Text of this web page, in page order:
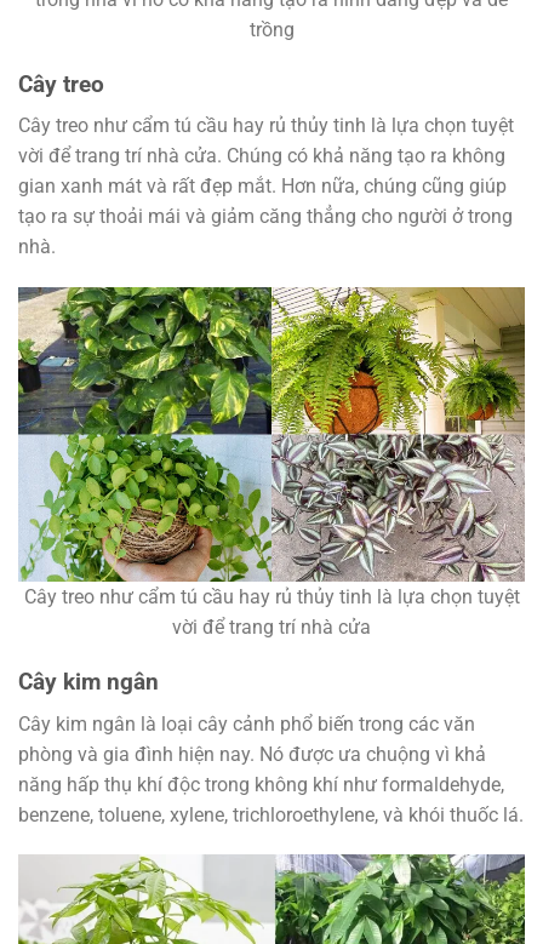
trồng
Cây treo
Cây treo như cẩm tú cầu hay rủ thủy tinh là lựa chọn tuyệt
vời để trang trí nhà cửa. Chúng có khả năng tạo ra không
gian xanh mát và rất đẹp mắt. Hơn nữa, chúng cũng giúp
tạo ra sự thoải mái và giảm căng thẳng cho người ở trong
nhà.
Cây treo như cẩm tú cầu hay rủ thủy tinh là lựa chọn tuyệt
vời để trang trí nhà cửa
Cây kim ngân
Cây kim ngân là loại cây cảnh phổ biến trong các văn
phòng và gia đình hiện nay. Nó được ưa chuộng vì khả
năng hấp thụ khí độc trong không khí như formaldehyde,
benzene, toluene, xylene, trichloroethylene, và khói thuốc lá.